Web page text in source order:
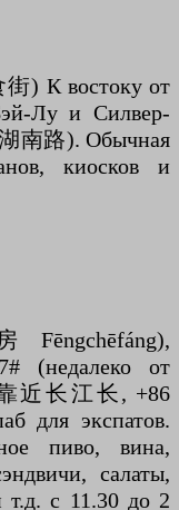
) К востоку от
Лу и Силвер-
南路). Обычная
киосков и
Fēngchēfáng),
(недалеко от
近长江长, +86
для экспатов.
пиво, вина,
салаты,
т.д. с 11.30 до 2